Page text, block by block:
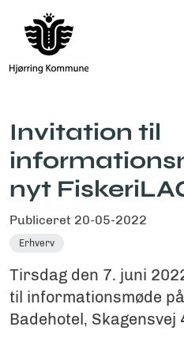
Invitation til
nyt
Publiceret 20-05-2022
Erhverv
Tirsdag den 7. juni
til informationsmøde
Badehotel,